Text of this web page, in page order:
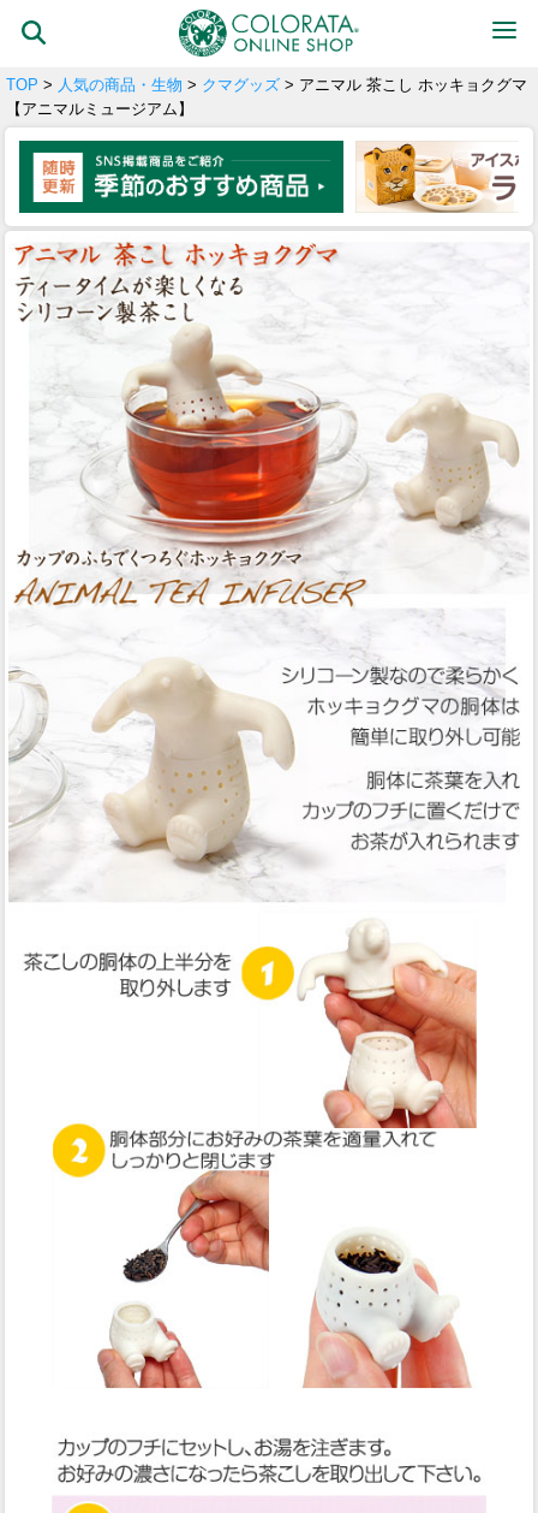
TOP > 人気の商品・生物 > クマグッズ > アニマル 茶こし ホッキョクグマ
【アニマルミュージアム】